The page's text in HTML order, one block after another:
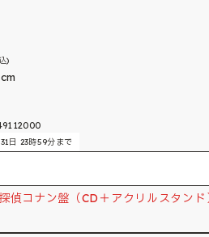
)
日 23時59分まで
偵コナン盤（CD＋アクリルスタン